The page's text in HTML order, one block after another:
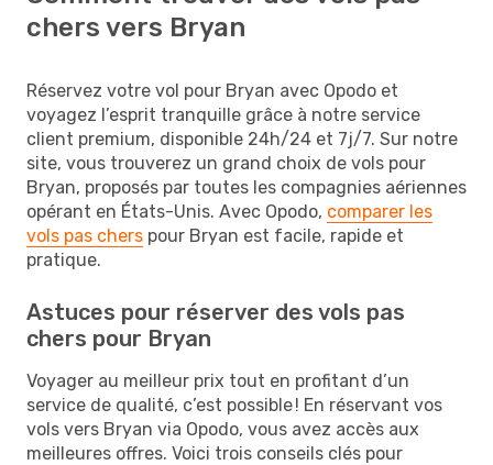
chers vers Bryan
Réservez votre vol pour Bryan avec Opodo et
voyagez l’esprit tranquille grâce à notre service
client premium, disponible 24h/24 et 7j/7. Sur notre
site, vous trouverez un grand choix de vols pour
Bryan, proposés par toutes les compagnies aériennes
opérant en États-Unis. Avec Opodo, comparer les
vols pas chers pour Bryan est facile, rapide et
pratique.
Astuces pour réserver des vols pas
chers pour Bryan
Voyager au meilleur prix tout en profitant d’un
service de qualité, c’est possible ! En réservant vos
vols vers Bryan via Opodo, vous avez accès aux
meilleures offres. Voici trois conseils clés pour